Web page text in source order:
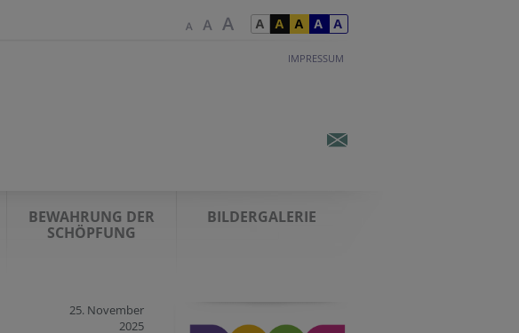
IMPRESSUM
BEWAHRUNG DER
SCHÖPFUNG
BILDERGALERIE
25. November
2025